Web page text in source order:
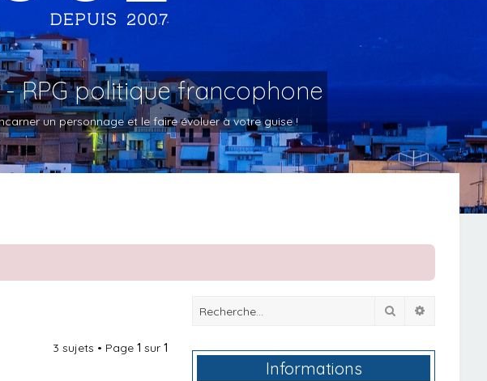
RPG politique francophone
un personnage et le faire évoluer à votre guise !
3 sujets • Page1 sur1
Rechercher
Informations